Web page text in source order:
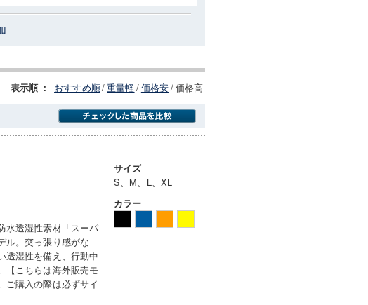
表示順 ： おすすめ順/重量軽/価格安/価格高
水透湿性素材「スーパ
ル。突っ張り感がな
透湿性を備え、行動中
【こちらは海外販売モ
ご購入の際は必ずサイ
サイズ
S、M、L、XL
カラー